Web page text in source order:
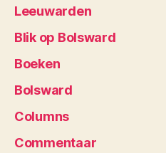
Leeuwarden
Blik op Bolsward
Boeken
Bolsward
Columns
Commentaar